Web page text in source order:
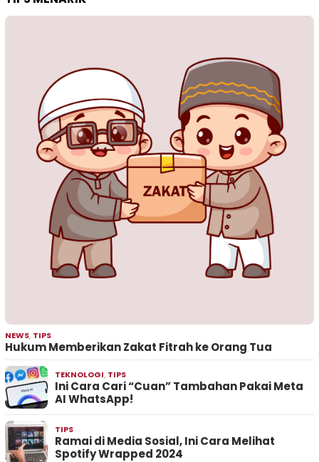
NEWS, TIPS
Hukum Memberikan Zakat Fitrah ke Orang Tua
TEKNOLOGI, TIPS
Ini Cara Cari “Cuan” Tambahan Pakai Meta
AI WhatsApp!
TIPS
Ramai di Media Sosial, Ini Cara Melihat
Spotify Wrapped 2024